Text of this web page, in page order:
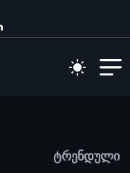
ტრენდული